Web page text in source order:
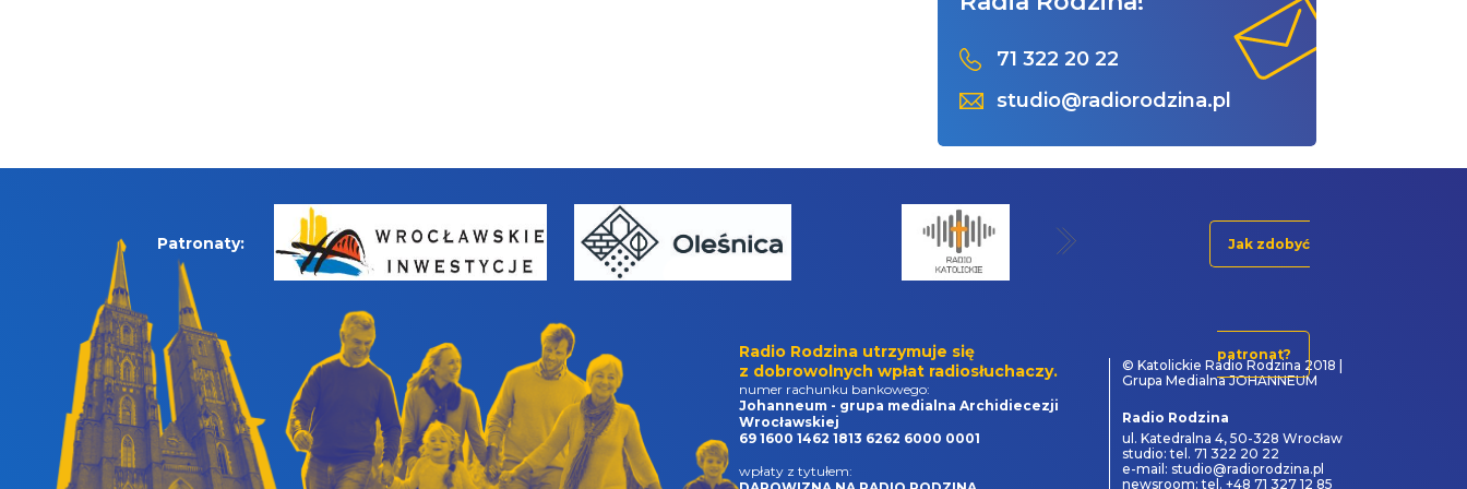
71 322 20 22
studio@radiorodzina.pl
Patronaty: Jak zdobyć
patronat?
Radio Rodzina utrzymuje się
z dobrowolnych wpłat radiosłuchaczy.
numer rachunku bankowego:
Johanneum - grupa medialna Archidiecezji
Wrocławskiej
69 1600 1462 1813 6262 6000 0001
wpłaty z tytułem:
© Katolickie Radio Rodzina 2018 |
Grupa Medialna JOHANNEUM
Radio Rodzina
ul. Katedralna 4, 50-328 Wrocław
studio: tel. 71 322 20 22
e-mail: studio@radiorodzina.pl
newsroom: tel. +48 71 327 12 85